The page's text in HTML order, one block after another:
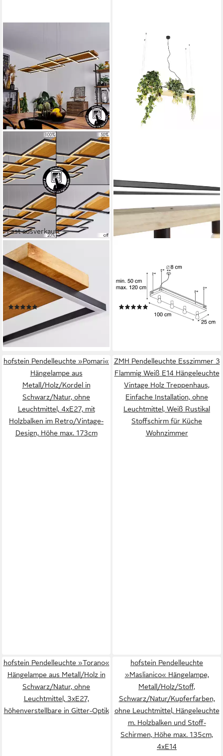
Fast ausverkauft
HOFSTEIN
Pendelleuchte »Palermo«
dimmbare Hängelampe aus
Metall/Holz in Schwarz/Natur,
3000 Kelvin, über
Lichtschalter dimmbar, mit
Holzbalken, LED, 2800 Lumen
(1)
194,99 € 254,90 €
-24%
lieferbar - in 2-3 Werktagen bei dir
Leuchtmittel, Warmweiß,
QAZQA Hängeleuchte, e27,
Schwarz, Holz, Industrie
(2)
UVP199,00 €
hofstein Pendelleuchte »Pomari«
Hängelampe aus
Metall/Holz/Kordel in
Schwarz/Natur, ohne
Leuchtmittel, 4xE27, mit
Holzbalken im Retro/Vintage-
Design, Höhe max. 173cm
ZMH Pendelleuchte Esszimmer 3
Flammig Weiß E14 Hängeleuchte
Vintage Holz Treppenhaus,
Einfache Installation, ohne
Leuchtmittel, Weiß Rustikal
Stoffschirm für Küche
Wohnzimmer
hofstein Pendelleuchte »Torano«
Hängelampe aus Metall/Holz in
Schwarz/Natur, ohne
Leuchtmittel, 3xE27,
höhenverstellbare in Gitter-Optik
hofstein Pendelleuchte
»Maslianico« Hängelampe,
Metall/Holz/Stoff,
Schwarz/Natur/Kupferfarben,
ohne Leuchtmittel, Hängeleuchte
m. Holzbalken und Stoff-
Schirmen, Höhe max. 135cm,
4xE14